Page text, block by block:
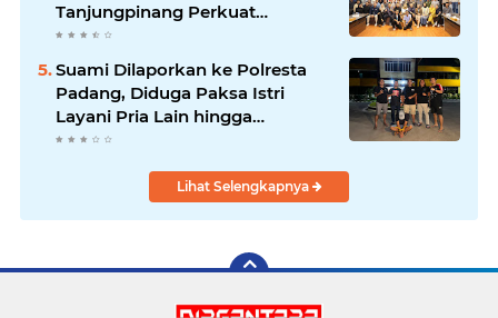
Tanjungpinang Perkuat
Kolaborasi Strategis
Suami Dilaporkan ke Polresta
Padang, Diduga Paksa Istri
Layani Pria Lain hingga
Berulang Kali
Lihat Selengkapnya